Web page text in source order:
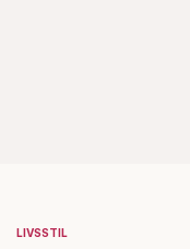
LIVSSTIL